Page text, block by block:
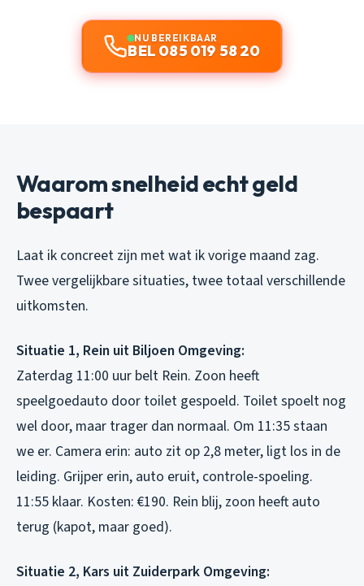
NU BEREIKBAAR
BEL 085 019 58 20
Waarom snelheid echt geld
bespaart
Laat ik concreet zijn met wat ik vorige maand zag.
Twee vergelijkbare situaties, twee totaal verschillende
uitkomsten.
Situatie 1, Rein uit Biljoen Omgeving:
Zaterdag 11:00 uur belt Rein. Zoon heeft
speelgoedauto door toilet gespoeld. Toilet spoelt nog
wel door, maar trager dan normaal. Om 11:35 staan
we er. Camera erin: auto zit op 2,8 meter, ligt los in de
leiding. Grijper erin, auto eruit, controle-spoeling.
11:55 klaar. Kosten: €190. Rein blij, zoon heeft auto
terug (kapot, maar goed).
Situatie 2, Kars uit Zuiderpark Omgeving: